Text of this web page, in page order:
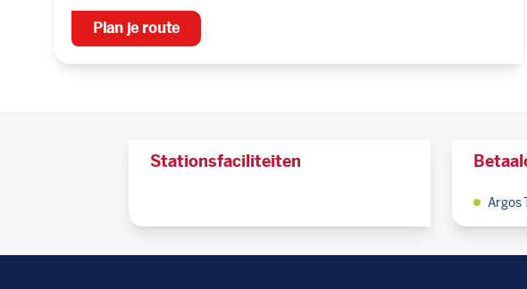
Plan je route
Stationsfaciliteiten
Argos